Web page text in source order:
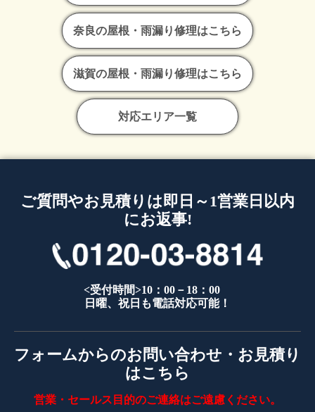
奈良の屋根・雨漏り修理はこちら
滋賀の屋根・雨漏り修理はこちら
対応エリア一覧
ご質問やお見積りは即日～1営業日以内
にお返事!
<受付時間>10：00－18：00
日曜、祝日も電話対応可能！
フォームからのお問い合わせ・お見積り
はこちら
営業・セールス目的のご連絡はご遠慮ください。